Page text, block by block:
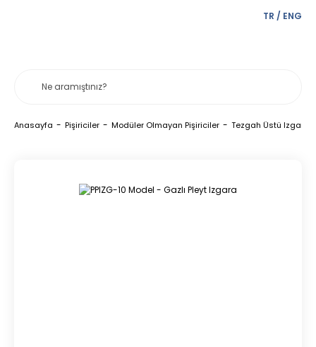
TR / ENG
Anasayfa Pişiriciler Modüler Olmayan Pişiriciler Tezgah Üstü